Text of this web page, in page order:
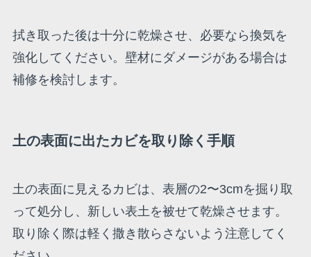
拭き取った後は十分に乾燥させ、必要なら換気を
強化してください。壁材にダメージがある場合は
補修を検討します。
土の表面に出たカビを取り除く手順
土の表面に見えるカビは、表層の2〜3cmを掘り取
って処分し、新しい表土を被せて乾燥させます。
取り除く際は軽く撒き散らさないよう注意してく